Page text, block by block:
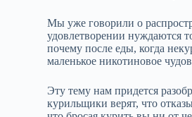
Мы уже говорили о
удовлетворении нуждаются
почему после еды, когда
маленькое никотиновое
Эту тему нам придется
курильщики верят, что